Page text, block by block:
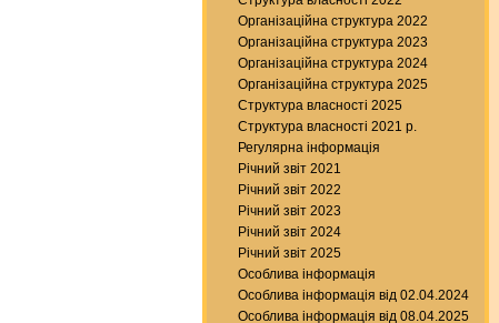
Організаційна структура 2022
Організаційна структура 2023
Організаційна структура 2024
Організаційна структура 2025
Структура власності 2025
Структура власності 2021 р.
Регулярна інформація
Річний звіт 2021
Річний звіт 2022
Річний звіт 2023
Річний звіт 2024
Річний звіт 2025
Особлива інформація
Особлива інформація від 02.04.2024
Особлива інформація від 08.04.2025